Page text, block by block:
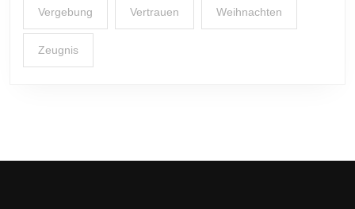
Vergebung Vertrauen Weihnachten
Zeugnis